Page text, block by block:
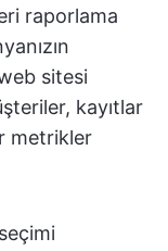
raporlama
sitesi
kayıtlar
metrikler